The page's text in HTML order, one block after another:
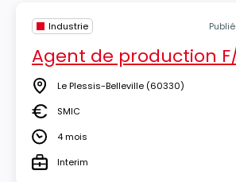
Industrie
Agent de production
Lieu Le Plessis-Belleville (60330)
Salaire
SMIC
Durée4 mois
TypeInterim